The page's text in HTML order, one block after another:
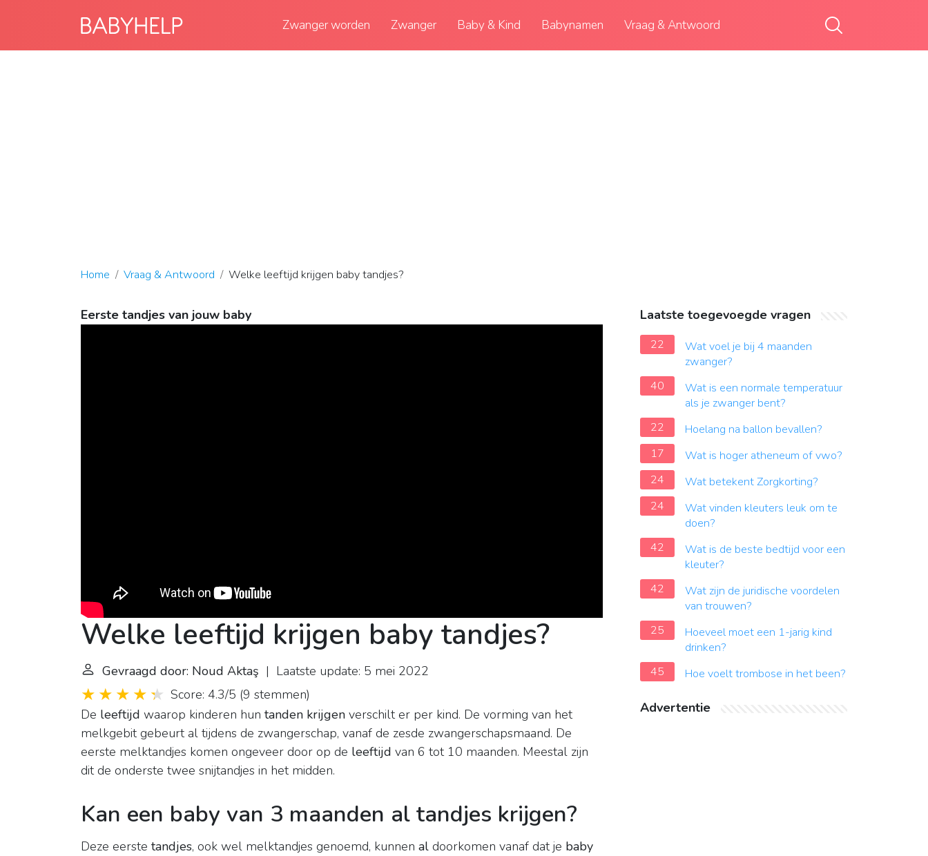
Zwanger worden Zwanger Baby & Kind Babynamen Vraag & Antwoord
Home Vraag & Antwoord Welke leeftijd krijgen baby tandjes?
Eerste tandjes van jouw baby
Welke leeftijd krijgen baby tandjes?
Gevraagd door: Noud Aktaş | Laatste update: 5 mei 2022
Score: 4.3/5 (9 stemmen)
De leeftijd waarop kinderen hun tanden krijgen verschilt er per kind. De vorming van het
melkgebit gebeurt al tijdens de zwangerschap, vanaf de zesde zwangerschapsmaand. De
eerste melktandjes komen ongeveer door op de leeftijd van 6 tot 10 maanden. Meestal zijn
dit de onderste twee snijtandjes in het midden.
Kan een baby van 3 maanden al tandjes krijgen?
Deze eerste tandjes, ook wel melktandjes genoemd, kunnen al doorkomen vanaf dat je baby
Laatste toegevoegde vragen
22
Wat voel je bij 4 maanden
zwanger?
40
Wat is een normale temperatuur
als je zwanger bent?
22
Hoelang na ballon bevallen?
17
Wat is hoger atheneum of vwo?
24
Wat betekent Zorgkorting?
24
Wat vinden kleuters leuk om te
doen?
42
Wat is de beste bedtijd voor een
kleuter?
42
Wat zijn de juridische voordelen
van trouwen?
25
Hoeveel moet een 1-jarig kind
drinken?
45
Hoe voelt trombose in het been?
Advertentie